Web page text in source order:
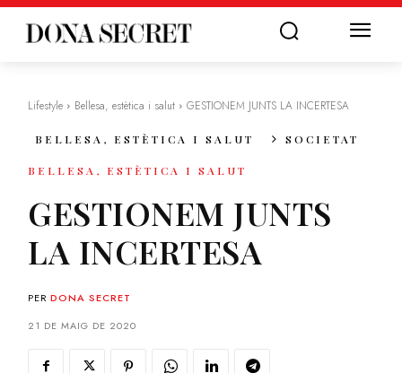
Lifestyle Bellesa, estètica i salut GESTIONEM JUNTS LA INCERTESA
BELLESA, ESTÈTICA I SALUT SOCIETAT
BELLESA, ESTÈTICA I SALUT
GESTIONEM JUNTS
LA INCERTESA
PER DONA SECRET
21 DE MAIG DE 2020